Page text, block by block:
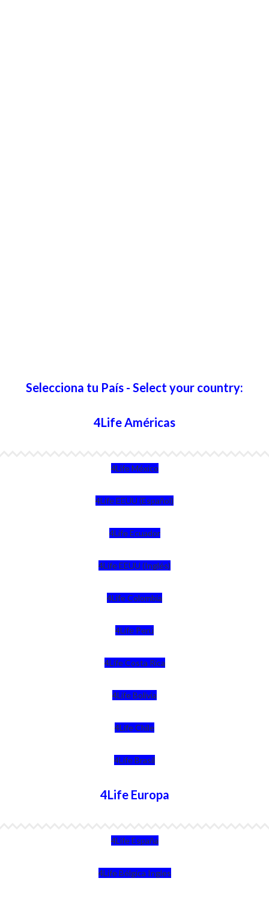
Selecciona tu País - Select your country:
4Life Américas
4Life México
4Life EEUU (Español)
4Life Ecuador
4Life EEUU (Inglés)
4Life Colombia
4Life Perú
4Life Costa Rica
4Life Bolivia
4Life Chile
4Life Brasil
4Life Europa
4Life España
4Life Bélgica Ingles